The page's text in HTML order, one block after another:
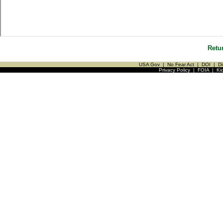
USA Gov | No Fear Act | DOI |
Privacy Policy| FOIA|